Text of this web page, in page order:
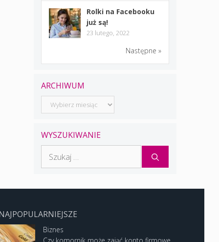
Rolki na Facebooku
już są!
23 lutego, 2022
Następne »
ARCHIWUM
Archiwum
WYSZUKIWANIE
Biznes